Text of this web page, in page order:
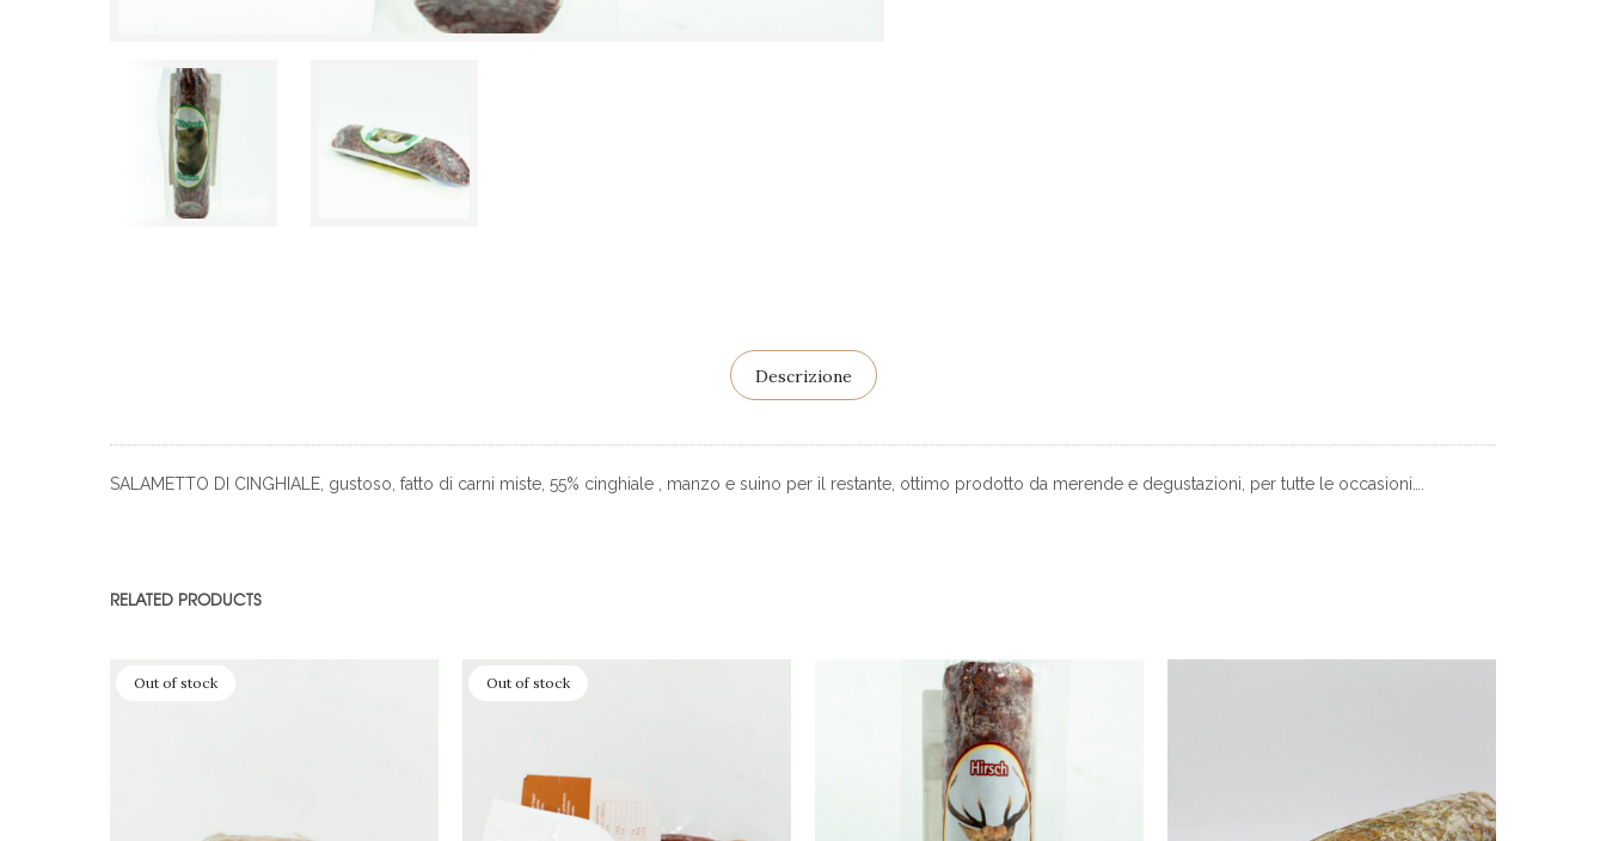
Descrizione
SALAMETTO DI CINGHIALE, gustoso, fatto di carni miste, 55% cinghiale , manzo e suino per il restante, ottimo prodotto da merende e degustazioni, per tutte le occasioni….
RELATED PRODUCTS
Out of stock Out of stock